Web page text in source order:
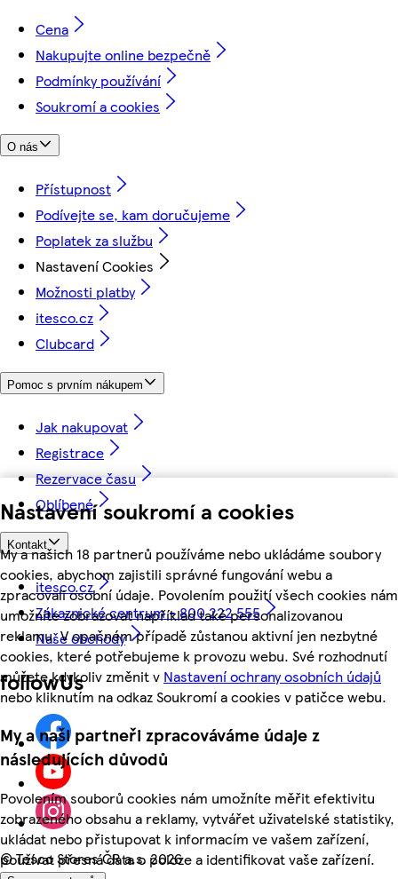
Nastavení soukromí a cookies
My a našich 18 partnerů používáme nebo ukládáme soubory
cookies, abychom zajistili správné fungování webu a
zpracovali osobní údaje. Povolením použití všech cookies nám
umožníte zobrazovat například také personalizovanou
reklamu. V opačném případě zůstanou aktivní jen nezbytné
cookies, které potřebujeme k provozu webu. Své rozhodnutí
můžete kdykoliv změnit v Nastavení ochrany osobních údajů
nebo kliknutím na odkaz Soukromí a cookies v patičce webu.
My a naši partneři zpracováváme údaje z
následujících důvodů
Povolením souborů cookies nám umožníte měřit efektivitu
zobrazeného obsahu a reklamy, vytvářet uživatelské statistiky,
ukládat nebo přistupovat k informacím ve vašem zařízení,
používat přesná data o poloze a identifikovat vaše zařízení.
Cena
Nakupujte online bezpečně
Podmínky používání
Soukromí a cookies
O nás
Přístupnost
Podívejte se, kam doručujeme
Poplatek za službu
Nastavení Cookies
Možnosti platby
itesco.cz
Clubcard
Pomoc s prvním nákupem
Jak nakupovat
Registrace
Rezervace času
Oblíbené
Kontakt
itesco.cz
Zákaznické centrum - 800 222 555
Naše obchody
followUs
©Tesco Stores ČR a.s. 2026